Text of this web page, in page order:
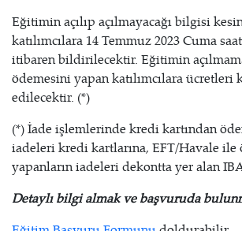
Eğitimin açılıp açılmayacağı bilgisi
katılımcılara 14 Temmuz 2023 Cuma
itibaren bildirilecektir. Eğitimin
ödemesini yapan katılımcılara ücretleri
edilecektir. (*)
(*) İade işlemlerinde kredi kartından
iadeleri kredi kartlarına, EFT/Havale ile
yapanların iadeleri dekontta yer alan
Detaylı bilgi almak ve başvuruda